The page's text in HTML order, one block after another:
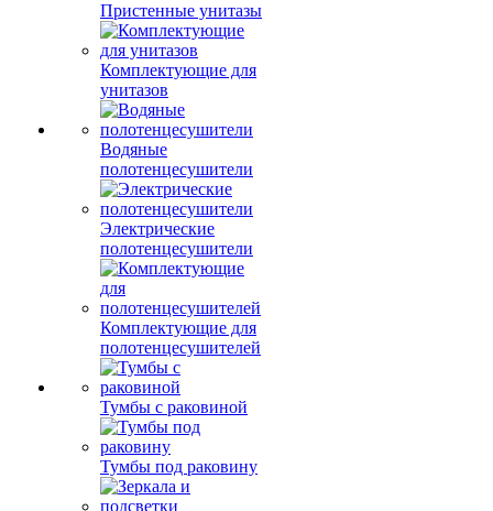
Пристенные унитазы
Комплектующие для
унитазов
Водяные
полотенцесушители
Электрические
полотенцесушители
Комплектующие для
полотенцесушителей
Тумбы с раковиной
Тумбы под раковину